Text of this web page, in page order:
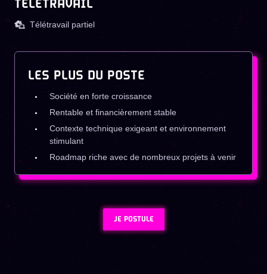
TÉLÉTRAVAIL
Télétravail partiel
LES PLUS DU POSTE
Société en forte croissance
Rentable et financièrement stable
Contexte technique exigeant et environnement
stimulant
Roadmap riche avec de nombreux projets à venir
JE POSTULE